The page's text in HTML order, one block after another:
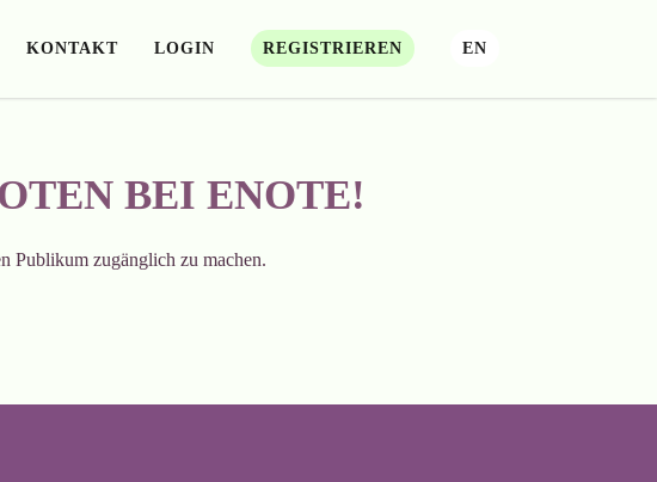
KONTAKT LOGIN REGISTRIEREN EN
BEI ENOTE!
Publikum zugänglich zu machen.